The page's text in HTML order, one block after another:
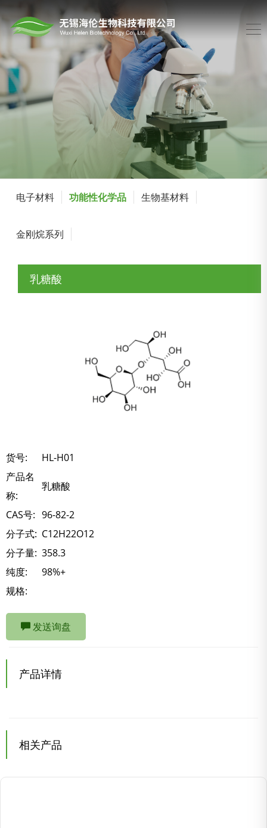
电子材料 功能性化学品 生物基材料
金刚烷系列
乳糖酸
货号:
HL-H01
产品名
称:
乳糖酸
CAS号: 96-82-2
分子式: C12H22O12
分子量: 358.3
纯度:
98%+
规格:
发送询盘
产品详情
相关产品